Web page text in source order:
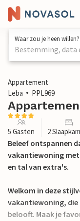
Waar zou je heen willen?
Bestemming, data
1 / 24
Appartement
Leba
PPL969
5 Gasten 2
Beleef ontspannen
vakantiewoning
en tal van extra's.
Welkom in deze
vakantiewoning, die
belooft. Maak je